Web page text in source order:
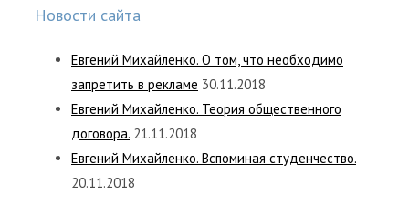
Новости сайта
Евгений Михайленко. О том, что необходимо
запретить в рекламе 30.11.2018
Евгений Михайленко. Теория общественного
договора. 21.11.2018
Евгений Михайленко. Вспоминая студенчество.
20.11.2018